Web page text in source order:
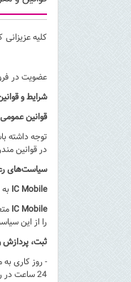
کلیه
عضویت در
شرایط و
قوانین عمومی
توجه داشته
در قوانین
سیاست‏‌های
IC Mobile
IC Mobile
را از این
ثبت،
- روز کاری
24 ساعت در روز امکان سفارش‌‏گذاری می‌‏دهد.